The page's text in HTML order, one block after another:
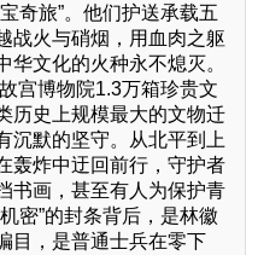
奇旅”。他们护送承载五
战火与硝烟，用血肉之躯
文化的火种永不熄灭。
宫博物院1.3万箱珍贵文
历史上规模最大的文物迁
沉默的坚守。从北平到上
轰炸中迂回前行，守护者
书画，甚至有人为保护青
密”的封条背后，是林徽
目，是普通士兵在零下